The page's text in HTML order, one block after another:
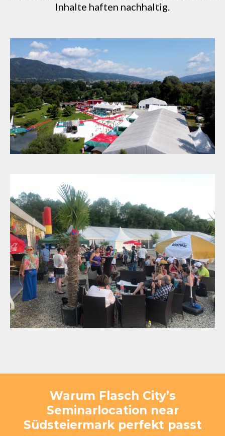
Inhalte haften nachhaltig.
Warum Flasch City’s
Seminarlocation near
Südsteiermark perfekt passt